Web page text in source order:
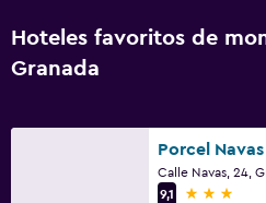
Mesa de billar
TV de pantalla plana
TV por cable o vía satélite
Hoteles favoritos de
Granada
Porcel Navas
9,1
3 estrellas